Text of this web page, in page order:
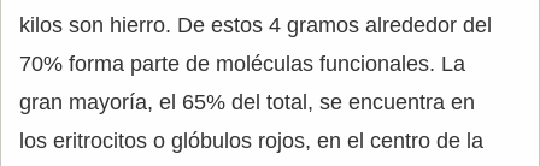
kilos son hierro. De estos 4 gramos alrededor del
70% forma parte de moléculas funcionales. La
gran mayoría, el 65% del total, se encuentra en
los eritrocitos o glóbulos rojos, en el centro de la